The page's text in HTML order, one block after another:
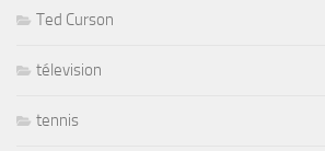
Ted Curson
télevision
tennis